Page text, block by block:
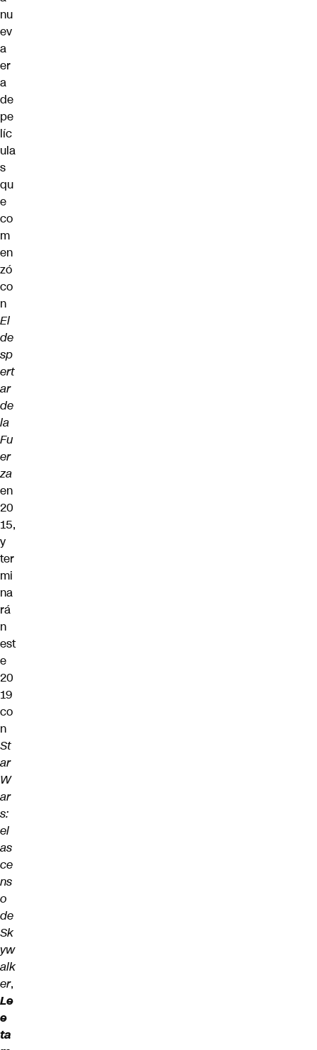
nu
ev
a
er
a
de
pe
líc
ula
s
qu
e
co
m
en
zó
co
n
El
de
sp
ert
ar
de
la
Fu
er
za
en
20
15,
y
ter
mi
na
rá
n
est
e
20
19
co
n
St
ar
W
ar
s:
el
as
ce
ns
o
de
Sk
yw
alk
er,
Le
e
ta